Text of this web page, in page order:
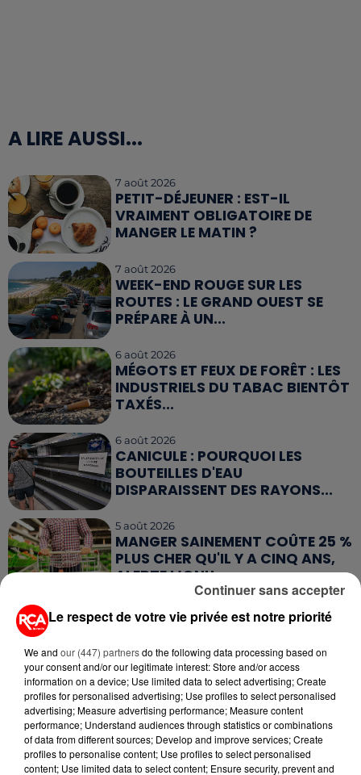
A LIRE AUSSI...
7 août 2026
PETIT-DÉJEUNER : EST-IL
VRAIMENT OBLIGATOIRE DE
MANGER LE MATIN ?
7 août 2026
WEEK-END ROUGE SUR LES
ROUTES : LE GRAND OUEST SE
PRÉPARE À UN...
6 août 2026
MÉGOTS ET FEUX DE FORÊT : LES
INDUSTRIELS DU TABAC BIENTÔT
TAXÉS...
6 août 2026
CANICULE : POURQUOI LES
BOUTEILLES D'EAU
DISPARAISSENT DES RAYONS...
5 août 2026
MANGER SAINEMENT COÛTE 25 %
PLUS CHER QU'IL Y A CINQ ANS,
ALERTE L’ONU
5 août 2026
QUELLES SONT LES MARQUES QUI
OFFRENT LE MEILLEUR RAPPORT...
RETROUVEZ TOUTE L'ACTU DE LA RÉGION ET
Le respect de votre vie privée est notre priorité
We and our (447) partnersdo the following data processing based on
your consent and/or our legitimate interest: Store and/or access
information on a device; Use limited data to select advertising; Create
profiles for personalised advertising; Use profiles to select personalised
advertising; Measure advertising performance; Measure content
performance; Understand audiences through statistics or combinations
of data from different sources; Develop and improve services; Create
profiles to personalise content; Use profiles to select personalised
content; Use limited data to select content; Ensure security, prevent and
Continuer sans accepter